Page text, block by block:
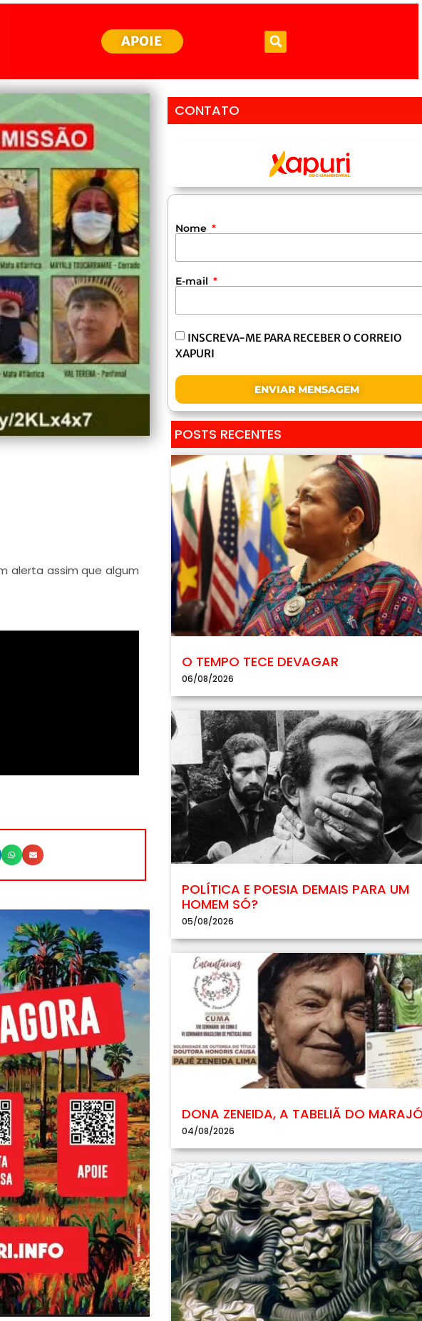
APOIE
alerta assim que algum
CONTATO
Nome
E-mail
INSCREVA-ME PARA RECEBER O CORREIO
XAPURI
ENVIAR MENSAGEM
POSTS RECENTES
O TEMPO TECE DEVAGAR
06/08/2026
POLÍTICA E POESIA DEMAIS PARA UM
HOMEM SÓ?
05/08/2026
DONA ZENEIDA, A TABELIÃ DO
04/08/2026